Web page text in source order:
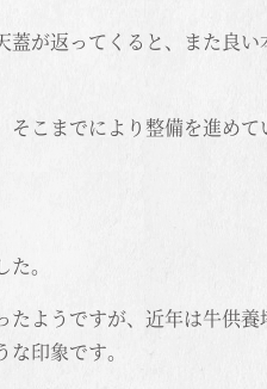
が返ってくると、また良
こまでにより整備を進め
。
ようですが、近年は牛供
印象です。